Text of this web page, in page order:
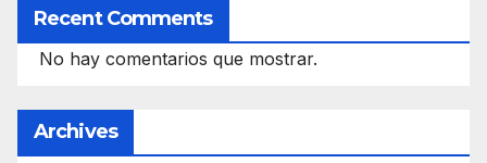
Recent Comments
No hay comentarios que mostrar.
Archives